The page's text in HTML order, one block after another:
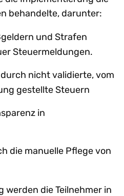
behandelte, darunter:
und Strafen
Steuermeldungen.
nicht validierte, vom
gestellte Steuern
in
die manuelle Pflege von
werden die Teilnehmer in